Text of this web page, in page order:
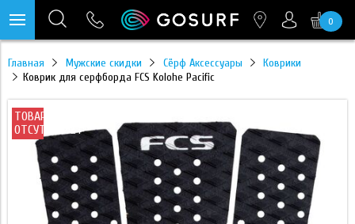
0
Главная Мужские скидки Сёрф Аксессуары
Коврики
Коврик для серфборда FCS Kolohe Pacific
ТОВАР
ОТСУТСТВУЕТ
https://mc.yandex.ru/pixel/28467905289433451?rnd=%aw_random%